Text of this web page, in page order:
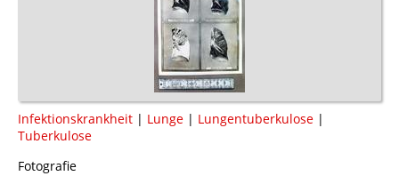
Infektionskrankheit | Lunge | Lungentuberkulose |
Tuberkulose
Fotografie